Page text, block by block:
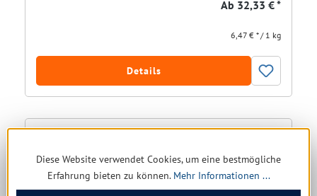
Ab 32,33 € *
6,47 € * / 1 kg
Details
Diese Website verwendet Cookies, um eine bestmögliche
Erfahrung bieten zu können. Mehr Informationen ...